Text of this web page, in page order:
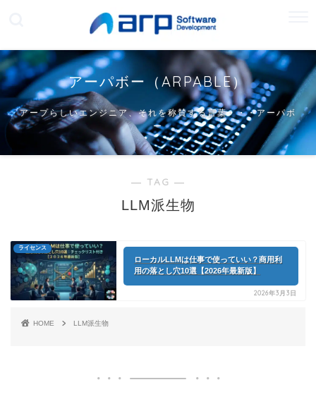
アーパボー（ARPABLE）
アープらしいエンジニア、それを称賛する言葉・・・アーパボ
ー
― TAG ―
LLM派生物
ライセンス
ローカルLLMは仕事で使っていい？商用利
用の落とし穴10選【2026年最新版】
2026年3月3日
HOME LLM派生物